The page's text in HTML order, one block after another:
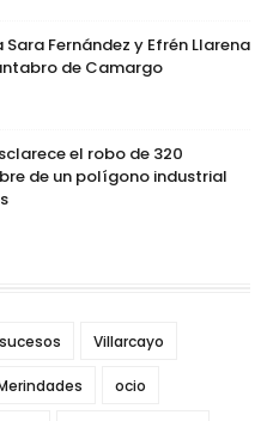
Fernández y Efrén Llarena
de Camargo
el robo de 320
de un polígono industrial
sucesos Villarcayo
ocio